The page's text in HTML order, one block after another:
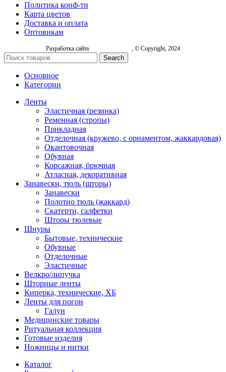
Политика конф-ти
Карта цветов
Доставка и оплата
Оптовикам
Разработка сайта , © Copyright, 2024
Search
Основное
Категории
Ленты
Эластичная (резинка)
Ременная (стропы)
Прикладная
Отделочная (кружево, с орнаментом, жаккардовая)
Окантовочная
Обувная
Корсажная, брючная
Атласная, декоративная
Занавески, тюль (шторы)
Занавески
Полотно тюль (жаккард)
Скатерти, салфетки
Шторы тюлевые
Шнуры
Бытовые, технические
Обувные
Отделочные
Эластичные
Велкро/липучка
Шторные ленты
Киперка, технические, ХБ
Ленты для погон
Галун
Медицинские товары
Ритуальная коллекция
Готовые изделия
Ножницы и нитки
Каталог